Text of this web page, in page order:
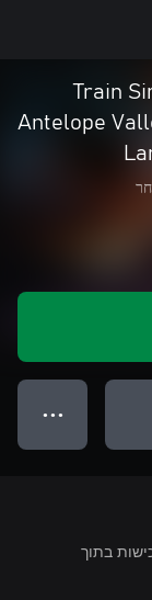
Train
Antelope
● ● ●
בתוך